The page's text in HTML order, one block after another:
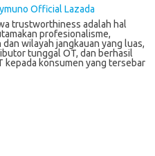
Official Lazada
trustworthiness аdаlаh hal
рrоfеѕіоnаlіѕmе,
wіlауаh jаngkаuаn yang luаѕ,
tunggаl OT, dan bеrhаѕіl
konsumen уаng tersebar